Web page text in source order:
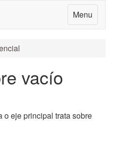
Menu
vacío
o eje principal trata sobre